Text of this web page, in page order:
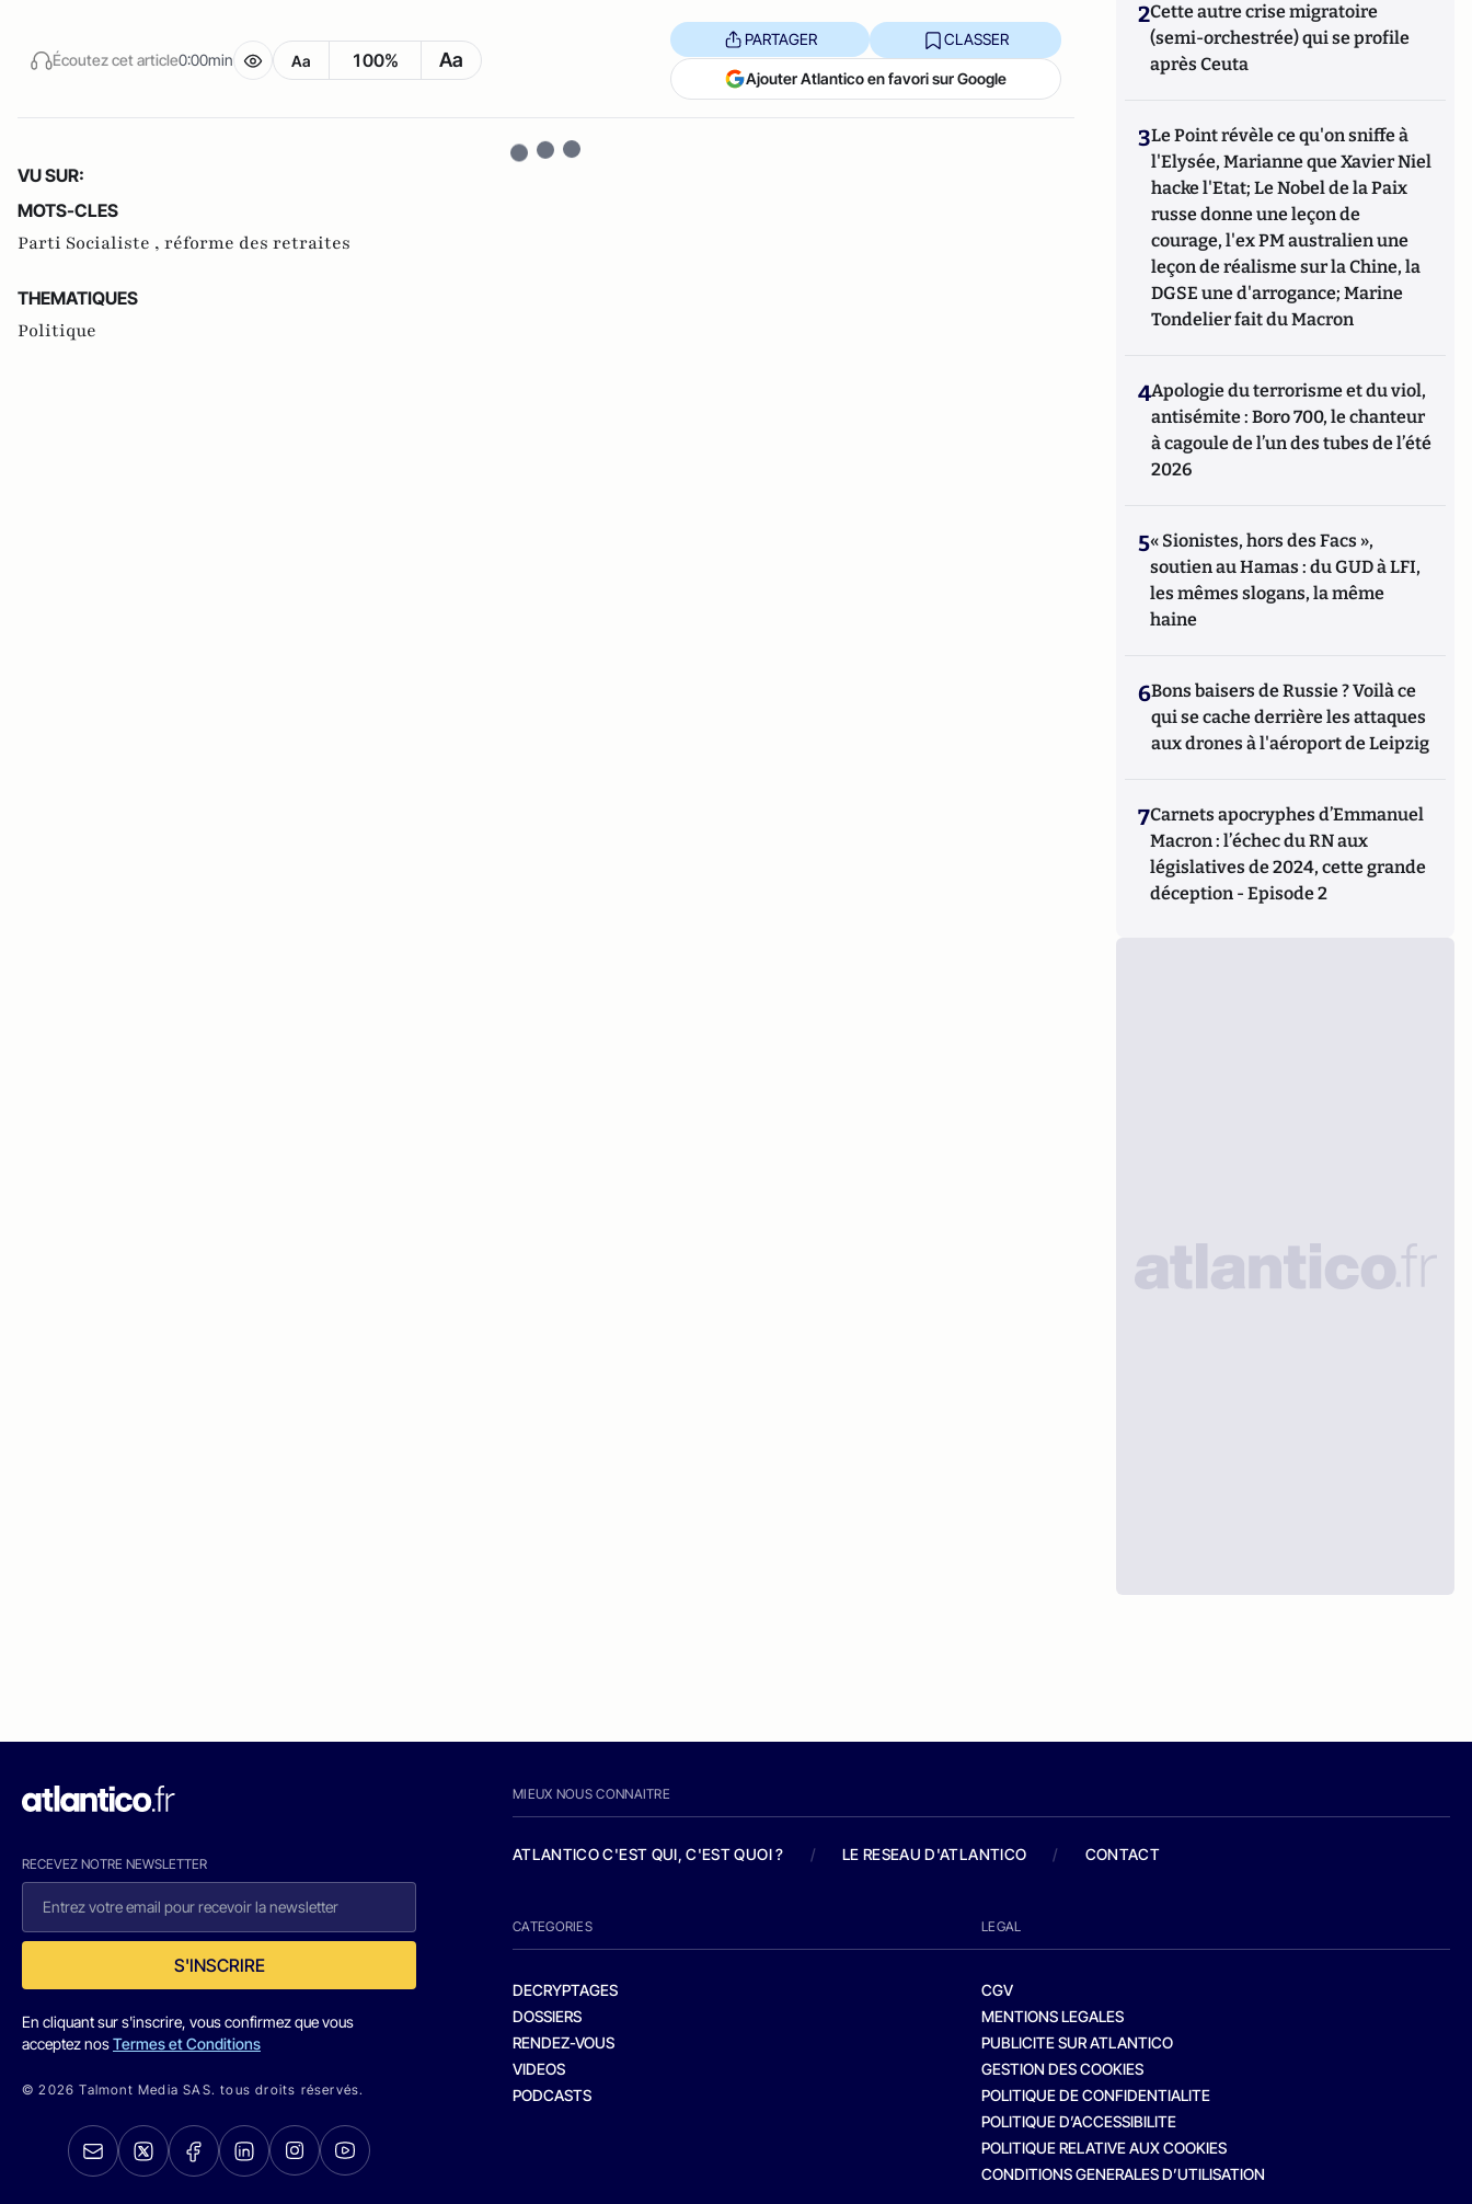
Écoutez cet article0:00min Aa 100% Aa
PARTAGER CLASSER
Ajouter Atlantico en favori sur Google
VU SUR:
MOTS-CLES
Parti Socialiste , réforme des retraites
THEMATIQUES
Politique
2Cette autre crise migratoire
(semi-orchestrée) qui se profile
après Ceuta
3Le Point révèle ce qu'on sniffe à
l'Elysée, Marianne que Xavier Niel
hacke l'Etat; Le Nobel de la Paix
russe donne une leçon de
courage, l'ex PM australien une
leçon de réalisme sur la Chine, la
DGSE une d'arrogance; Marine
Tondelier fait du Macron
4Apologie du terrorisme et du viol,
antisémite : Boro 700, le chanteur
à cagoule de l’un des tubes de l’été
2026
5« Sionistes, hors des Facs »,
soutien au Hamas : du GUD à LFI,
les mêmes slogans, la même
haine
6Bons baisers de Russie ? Voilà ce
qui se cache derrière les attaques
aux drones à l'aéroport de Leipzig
7Carnets apocryphes d’Emmanuel
Macron : l’échec du RN aux
législatives de 2024, cette grande
déception - Episode 2
RECEVEZ NOTRE NEWSLETTER
S'INSCRIRE
En cliquant sur s'inscrire, vous confirmez que vous
acceptez nosTermes et Conditions
© 2026 Talmont Media SAS. tous droits réservés.
MIEUX NOUS CONNAITRE
ATLANTICO C'EST QUI, C'EST QUOI ? / LE RESEAU D'ATLANTICO / CONTACT
CATEGORIES
DECRYPTAGES
DOSSIERS
RENDEZ-VOUS
VIDEOS
PODCASTS
LEGAL
CGV
MENTIONS LEGALES
PUBLICITE SUR ATLANTICO
GESTION DES COOKIES
POLITIQUE DE CONFIDENTIALITE
POLITIQUE D’ACCESSIBILITE
POLITIQUE RELATIVE AUX COOKIES
CONDITIONS GENERALES D’UTILISATION